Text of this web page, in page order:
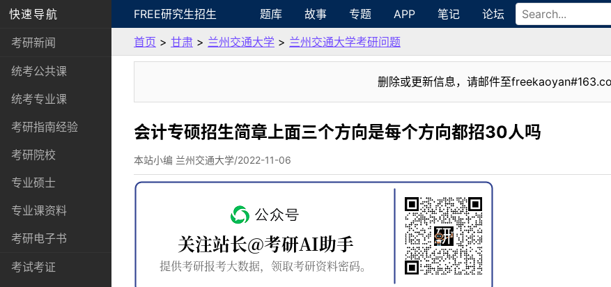
快速导航
考研新闻
统考公共课
统考专业课
考研指南经验
考研院校
专业硕士
专业课资料
考研电子书
考试考证
FREE研究生招生 题库 故事 专题 APP 笔记 论坛
首页 > 甘肃 > 兰州交通大学 > 兰州交通大学考研问题
删除或更新信息，请邮件至
会计专硕招生简章上面三个方向是每个方向都招30人吗
本站小编 兰州交通大学/2022-11-06